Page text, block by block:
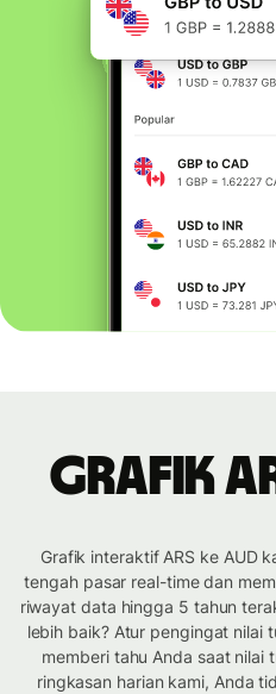
Grafik
Grafik interaktif ARS ke AUD
tengah pasar real-time dan
riwayat data hingga 5 tahun
lebih baik? Atur pengingat nilai
memberi tahu Anda saat nilai
ringkasan harian kami, Anda